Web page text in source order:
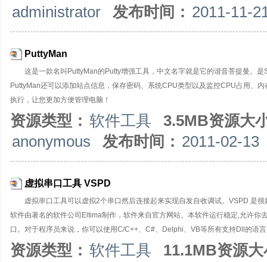
administrator
发布时间： 2011-11-
PuttyMan
这是一款名叫PuttyMan的Putty增强工具，中文名字就是它的谐音菩提曼。
PuttyMan还可以添加站点信息，保存密码、系统CPU类型以及监控CPU占用、
执行，让您更加方便管理电脑！
资源类型： 软件工具
3.5MB资源大
anonymous
发布时间： 2011-02-13
虚拟串口工具 VSPD
虚拟串口工具可以虚拟2个串口然后连接起来实现自发自收调试。VSPD 是
软件由著名的软件公司Eltima制作，软件来自官方网站。本软件运行稳定,允许
口。对于程序员来说，你可以使用C/C++、C#、Delphi、VB等所有支持Dll的语
资源类型： 软件工具
11.1MB资源